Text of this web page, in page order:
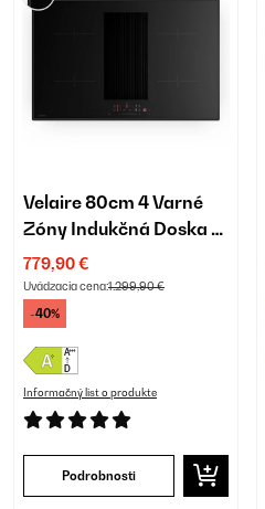
Velaire 80cm 4 Varné
Zóny Indukčná Doska s
Odsávaním Čierna
779,90 €
Uvádzacia cena:1.299,90 €
-40%
Informačný list o produkte
Podrobnosti